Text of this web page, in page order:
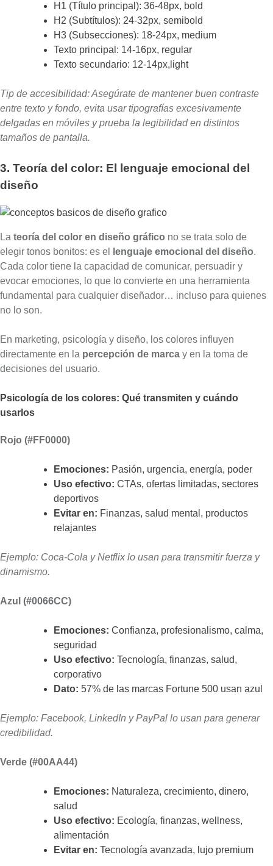
H1 (Título principal): 36-48px, bold
H2 (Subtítulos): 24-32px, semibold
H3 (Subsecciones): 18-24px, medium
Texto principal: 14-16px, regular
Texto secundario: 12-14px,light
Tip de accesibilidad: Asegúrate de mantener buen contraste
entre texto y fondo, evita usar tipografías excesivamente
delgadas en móviles y prueba la legibilidad en distintos
tamaños de pantalla.
3. Teoría del color: El lenguaje emocional del
diseño
La teoría del color en diseño gráfico no se trata solo de
elegir tonos bonitos: es el
lenguaje emocional del diseño.
Cada color tiene la capacidad de comunicar, persuadir y
evocar emociones, lo que lo convierte en una herramienta
fundamental para cualquier diseñador… incluso para quienes
no lo son.
En marketing, psicología y diseño, los colores influyen
directamente en la percepción de marca y en la toma de
decisiones del usuario.
Psicología de los colores: Qué transmiten y cuándo
usarlos
Rojo (#FF0000)
Emociones: Pasión, urgencia, energía, poder
Uso efectivo: CTAs, ofertas limitadas, sectores
deportivos
Evitar en: Finanzas, salud mental, productos
relajantes
Ejemplo: Coca-Cola y Netflix lo usan para transmitir fuerza y
dinamismo.
Azul (#0066CC)
Emociones: Confianza, profesionalismo, calma,
seguridad
Uso efectivo: Tecnología, finanzas, salud,
corporativo
Dato: 57% de las marcas Fortune 500 usan azul
Ejemplo: Facebook, LinkedIn y PayPal lo usan para generar
credibilidad.
Verde (#00AA44)
Emociones: Naturaleza, crecimiento, dinero,
salud
Uso efectivo: Ecología, finanzas, wellness,
alimentación
Evitar en: Tecnología avanzada, lujo premium